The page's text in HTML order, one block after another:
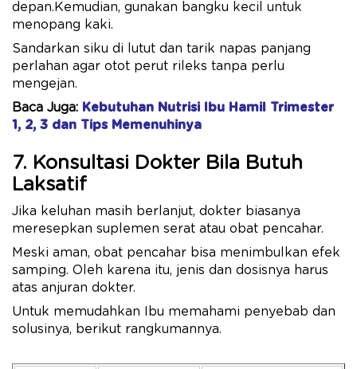
depan.Kemudian, gunakan bangku kecil untuk
menopang kaki.
Sandarkan siku di lutut dan tarik napas panjang
perlahan agar otot perut rileks tanpa perlu
mengejan.
Baca Juga: Kebutuhan Nutrisi Ibu Hamil Trimester
1, 2, 3 dan Tips Memenuhinya
7. Konsultasi Dokter Bila Butuh
Laksatif
Jika keluhan masih berlanjut, dokter biasanya
meresepkan suplemen serat atau obat pencahar.
Meski aman, obat pencahar bisa menimbulkan efek
samping. Oleh karena itu, jenis dan dosisnya harus
atas anjuran dokter.
Untuk memudahkan Ibu memahami penyebab dan
solusinya, berikut rangkumannya.